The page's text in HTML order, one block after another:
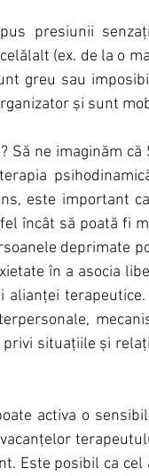
presiunii
(ex. de la o
greu sau
și sunt
Să ne imaginăm
este important
încât să poată fi
deprimate
în a asocia
situațiile și
activa o
Este posibil ca